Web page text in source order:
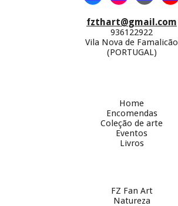
fzthart@gmail.com
936122922
Vila Nova de Famalicão
(PORTUGAL)
Home
Encomendas
Coleção de arte
Eventos
Livros
FZ Fan Art
Natureza